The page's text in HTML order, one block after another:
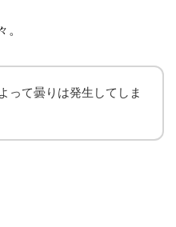
。
って曇りは発生してしま